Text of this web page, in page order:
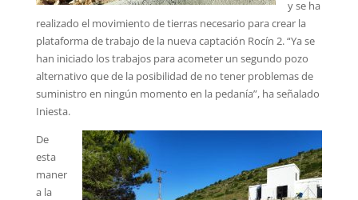
y se ha
realizado el movimiento de tierras necesario para crear la
plataforma de trabajo de la nueva captación Rocín 2. “Ya se
han iniciado los trabajos para acometer un segundo pozo
alternativo que de la posibilidad de no tener problemas de
suministro en ningún momento en la pedanía”, ha señalado
Iniesta.
De
esta
maner
a la